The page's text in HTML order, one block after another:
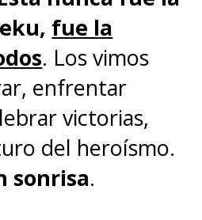
no compré el
leía los
de la revista
Jump, y cuando
el volumen 42
y lo vi, ¡pero
fue la
. Los vimos
enfrentar
victorias,
del heroísmo.
sonrisa.